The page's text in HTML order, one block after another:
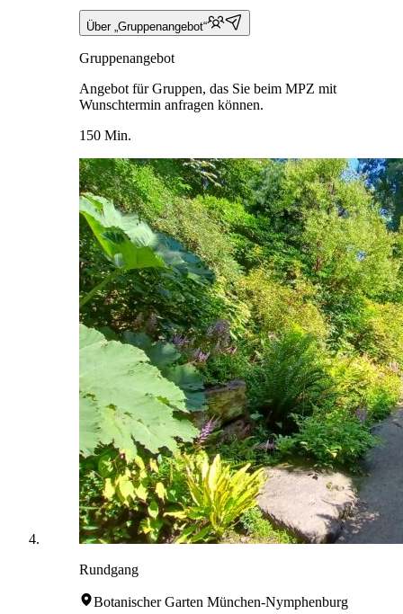
Über „Gruppenangebot“
Gruppenangebot
Angebot für Gruppen, das Sie beim MPZ mit
Wunschtermin anfragen können.
150 Min.
Rundgang
Botanischer Garten München-Nymphenburg